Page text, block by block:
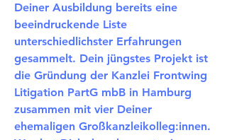
Deiner Ausbildung bereits eine
beeindruckende Liste
unterschiedlichster Erfahrungen
gesammelt. Dein jüngstes Projekt ist
die Gründung der Kanzlei Frontwing
Litigation PartG mbB in Hamburg
zusammen mit vier Deiner
ehemaligen Großkanzleikolleg:innen.